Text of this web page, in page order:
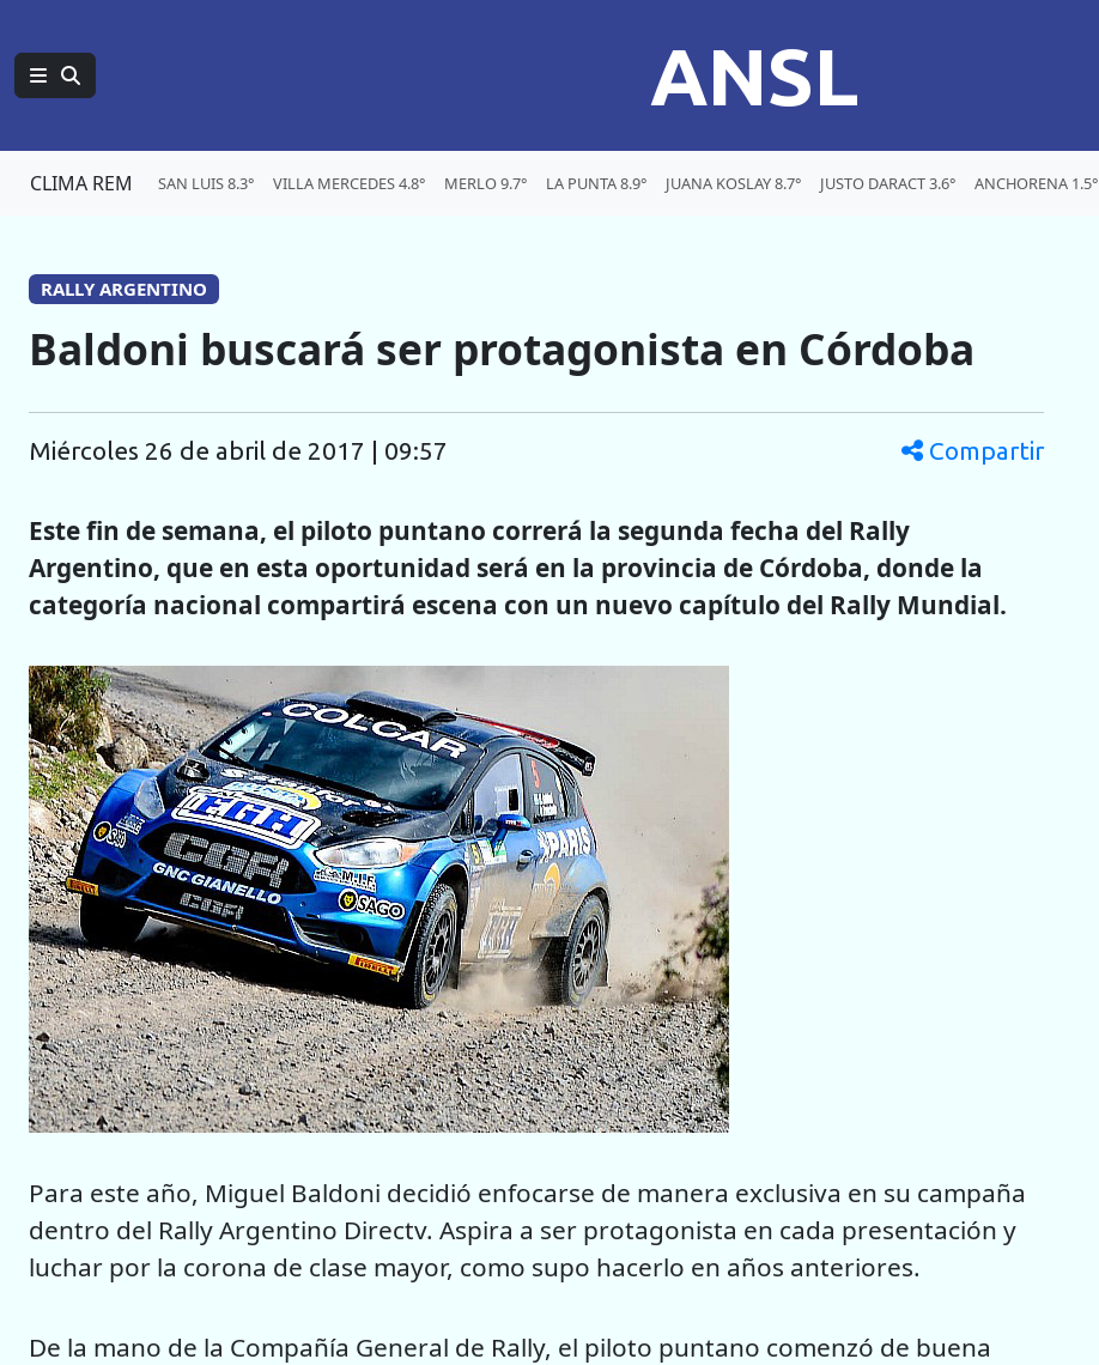
ANSL
CLIMA REM SAN LUIS 8.3° VILLA MERCEDES 4.8° MERLO 9.7° LA PUNTA 8.9° JUANA KOSLAY 8.7° JUSTO DARACT 3.6° ANCHORENA 1.5°
RALLY ARGENTINO
Baldoni buscará ser protagonista en Córdoba
miércoles 26 de abril de 2017 | 09:57 Compartir
Este fin de semana, el piloto puntano correrá la segunda fecha del Rally
Argentino, que en esta oportunidad será en la provincia de Córdoba, donde la
categoría nacional compartirá escena con un nuevo capítulo del Rally Mundial.
Para este año, Miguel Baldoni decidió enfocarse de manera exclusiva en su campaña
dentro del Rally Argentino Directv. Aspira a ser protagonista en cada presentación y
luchar por la corona de clase mayor, como supo hacerlo en años anteriores.
De la mano de la Compañía General de Rally, el piloto puntano comenzó de buena